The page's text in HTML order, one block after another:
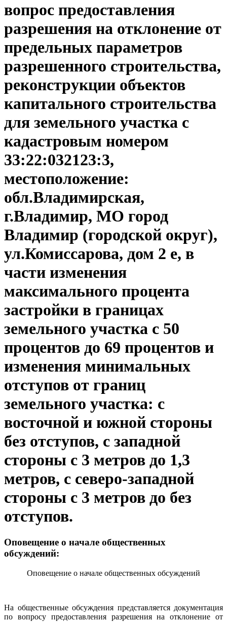
вопрос предоставления
разрешения на отклонение от
предельных параметров
разрешенного строительства,
реконструкции объектов
капитального строительства
для земельного участка с
кадастровым номером
33:22:032123:3,
местоположение:
обл.Владимирская,
г.Владимир, МО город
Владимир (городской округ),
ул.Комиссарова, дом 2 е, в
части изменения
максимального процента
застройки в границах
земельного участка с 50
процентов до 69 процентов и
изменения минимальных
отступов от границ
земельного участка: с
восточной и южной стороны
без отступов, с западной
стороны с 3 метров до 1,3
метров, с северо-западной
стороны с 3 метров до без
отступов.
Оповещение о начале общественных
обсуждений:
Оповещение о начале общественных обсуждений
На общественные обсуждения представляется документация
по вопросу предоставления разрешения на отклонение от